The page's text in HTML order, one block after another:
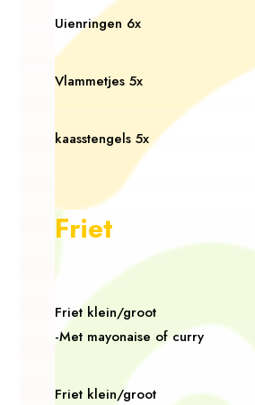
Uienringen 6x
Vlammetjes 5x
kaasstengels 5x
Friet
Friet klein/groot
-Met mayonaise of curry
Friet klein/groot